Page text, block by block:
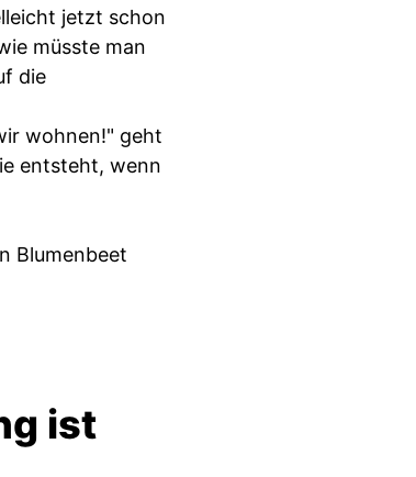
jetzt schon
müsste man
die
wohnen!" geht
entsteht, wenn
Blumenbeet
ist